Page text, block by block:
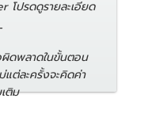
โปรดดูรายละเอียด
ผิดพลาดในขั้นตอน
แต่ละครั้งจะคิดค่า
ติม